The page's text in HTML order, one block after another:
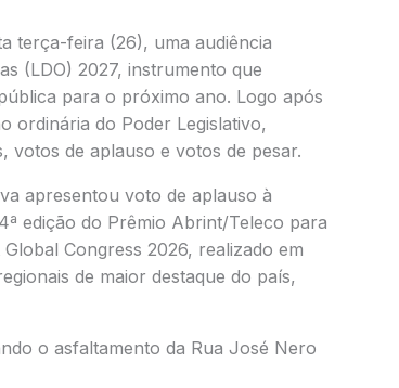
terça-feira (26), uma audiência
(LDO) 2027, instrumento que
para o próximo ano. Logo após
ordinária do Poder Legislativo,
votos de aplauso e votos de pesar.
apresentou voto de aplauso à
edição do Prêmio Abrint/Teleco para
Congress 2026, realizado em
de maior destaque do país,
o asfaltamento da Rua José Nero